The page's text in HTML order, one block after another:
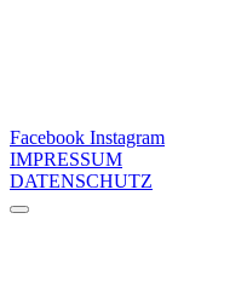
Facebook Instagram
IMPRESSUM
DATENSCHUTZ